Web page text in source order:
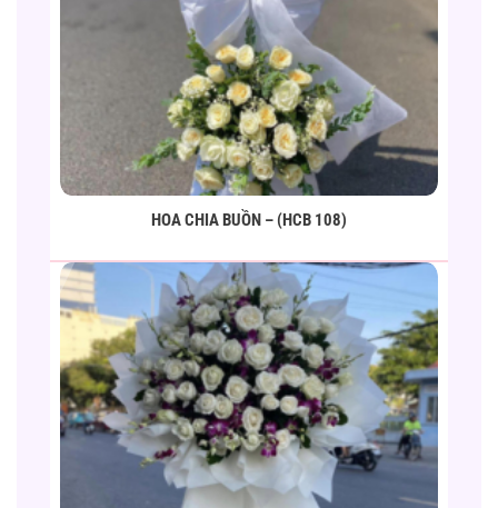
HOA CHIA BUỒN – (HCB 108)